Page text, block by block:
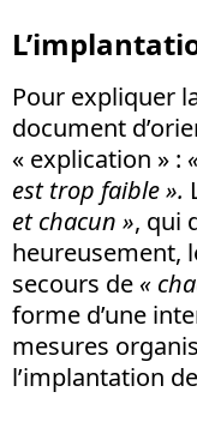
Pour expliquer
document
« explication » :
est trop faible ».
et chacun », qui
heureusement,
secours de «
forme d’une
mesures
l’implantation